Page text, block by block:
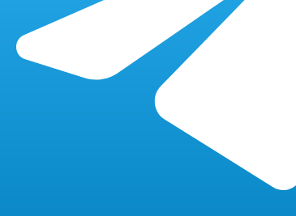
уточняйте